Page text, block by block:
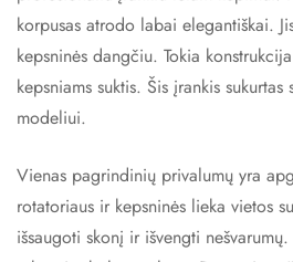
korpusas atrodo labai elegantiškai.
kepsninės dangčiu. Tokia
kepsniams suktis. Šis įrankis
modeliui.
Vienas pagrindinių privalumų yra
rotatoriaus ir kepsninės lieka vietos
išsaugoti skonį ir išvengti nešvarumų.